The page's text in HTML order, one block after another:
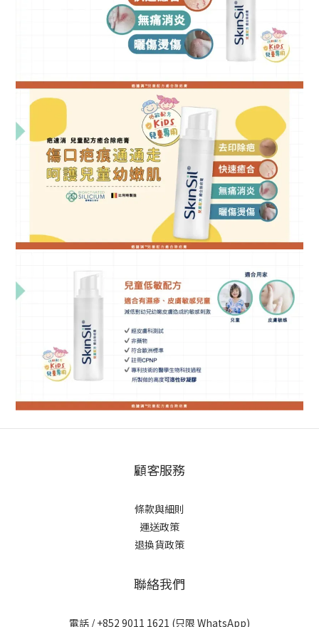
顧客服務
條款與細則
運送政策
退換貨政策
聯絡我們
電話 / +852 9011 1621 (只限 WhatsApp)